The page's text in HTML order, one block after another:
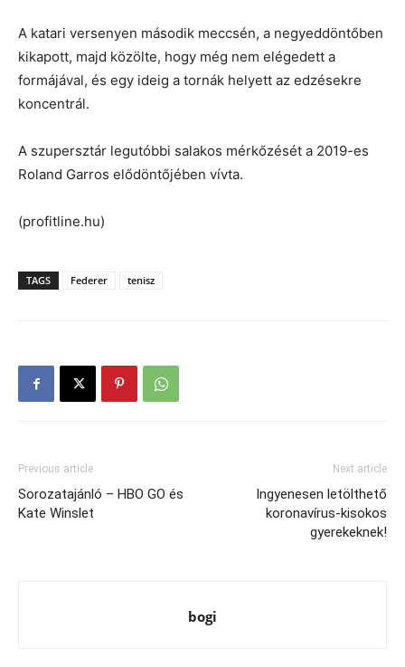
A katari versenyen második meccsén, a negyeddöntőben
kikapott, majd közölte, hogy még nem elégedett a
formájával, és egy ideig a tornák helyett az edzésekre
koncentrál.
A szupersztár legutóbbi salakos mérkőzését a 2019-es
Roland Garros elődöntőjében vívta.
(profitline.hu)
TAGS Federer tenisz
Previous article
Sorozatajánló – HBO GO és
Kate Winslet
Next article
Ingyenesen letölthető
koronavírus-kisokos
gyerekeknek!
bogi